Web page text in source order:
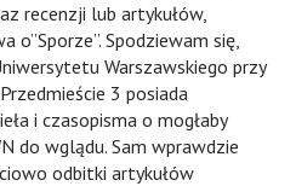
recenzji lub artykułów,
o”Sporze”. Spodziewam się,
Warszawskiego przy
3 posiada
i czasopisma o mogłaby
do wglądu. Sam wprawdzie
odbitki artykułów